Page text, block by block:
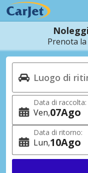
Prenota
Data di raccolta:
Ven 07Ago
Data di ritorno:
Lun 10Ago